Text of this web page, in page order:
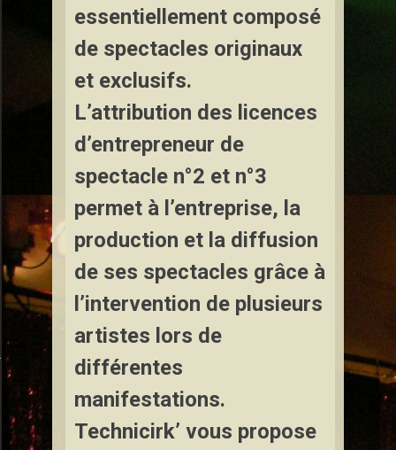
École de Cirque à Laneuveville-devant-Bayon
essentiellement composé
de spectacles originaux
et exclusifs.
L’attribution des licences
d’entrepreneur de
spectacle n°2 et n°3
permet à l’entreprise, la
production et la diffusion
de ses spectacles grâce à
l’intervention de plusieurs
artistes lors de
différentes
manifestations.
Technicirk’ vous propose